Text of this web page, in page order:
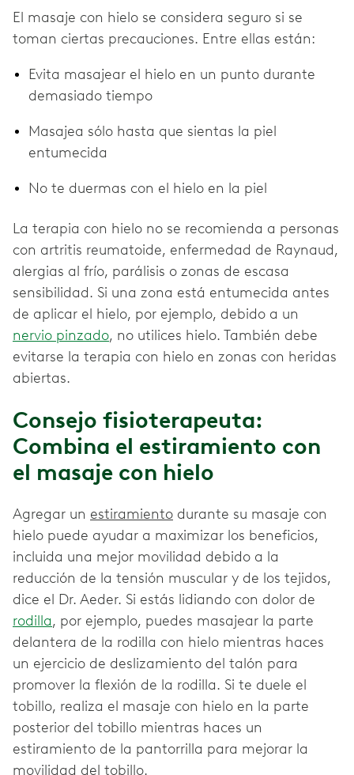
El masaje con hielo se considera seguro si se
toman ciertas precauciones. Entre ellas están:
Evita masajear el hielo en un punto durante
demasiado tiempo
Masajea sólo hasta que sientas la piel
entumecida
No te duermas con el hielo en la piel
La terapia con hielo no se recomienda a personas
con artritis reumatoide, enfermedad de Raynaud,
alergias al frío, parálisis o zonas de escasa
sensibilidad. Si una zona está entumecida antes
de aplicar el hielo, por ejemplo, debido a un
nervio pinzado, no utilices hielo. También debe
evitarse la terapia con hielo en zonas con heridas
abiertas.
Consejo fisioterapeuta:
Combina el estiramiento con
el masaje con hielo
Agregar un estiramiento durante su masaje con
hielo puede ayudar a maximizar los beneficios,
incluida una mejor movilidad debido a la
reducción de la tensión muscular y de los tejidos,
dice el Dr. Aeder. Si estás lidiando con dolor de
rodilla, por ejemplo, puedes masajear la parte
delantera de la rodilla con hielo mientras haces
un ejercicio de deslizamiento del talón para
promover la flexión de la rodilla. Si te duele el
tobillo, realiza el masaje con hielo en la parte
posterior del tobillo mientras haces un
estiramiento de la pantorrilla para mejorar la
movilidad del tobillo.